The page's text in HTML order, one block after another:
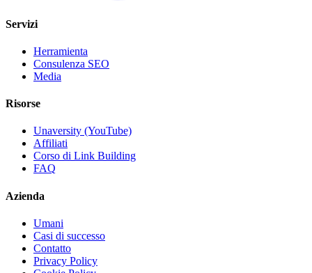
Servizi
Herramienta
Consulenza SEO
Media
Risorse
Unaversity (YouTube)
Affiliati
Corso di Link Building
FAQ
Azienda
Umani
Casi di successo
Contatto
Privacy Policy